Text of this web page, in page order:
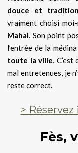
douce et
vraiment choisi
Mahal. Son point
l’entrée de la
toute la ville.
mal entretenues, je
reste correct.
>
Fès,